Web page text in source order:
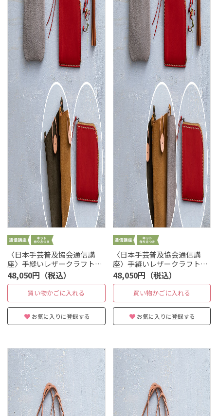
〈日本手芸普及協会通信講
座〉手縫いレザークラフト本
科 財布：レッド／ポーチ：
オリーブ
48,050円（税込）
買い物かごに入れる
お気に入りに登録する
〈日本手芸普及協会通信講
座〉手縫いレザークラフト本
科 財布：レッド／ポーチ：
キャメル
48,050円（税込）
買い物かごに入れる
お気に入りに登録する